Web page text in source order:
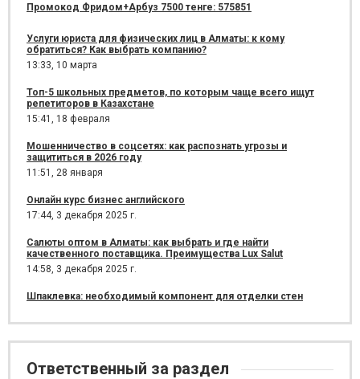
Промокод Фридом+Арбуз 7500 тенге: 575851
Услуги юриста для физических лиц в Алматы: к кому
обратиться? Как выбрать компанию?
13:33, 10 марта
Топ-5 школьных предметов, по которым чаще всего ищут
репетиторов в Казахстане
15:41, 18 февраля
Мошенничество в соцсетях: как распознать угрозы и
защититься в 2026 году
11:51, 28 января
Онлайн курс бизнес английского
17:44, 3 декабря 2025 г.
Салюты оптом в Алматы: как выбрать и где найти
качественного поставщика. Преимущества Lux Salut
14:58, 3 декабря 2025 г.
Шпаклевка: необходимый компонент для отделки стен
Ответственный за раздел